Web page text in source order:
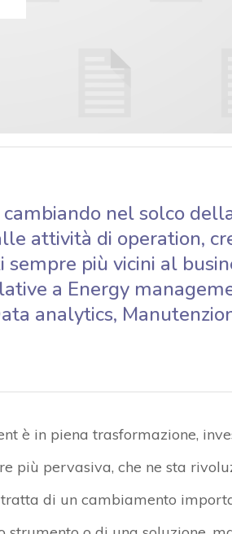
nel solco
attività di operation,
più vicini al
a Energy
analytics,
è in piena trasformazione,
più pervasiva, che ne sta
di un cambiamento